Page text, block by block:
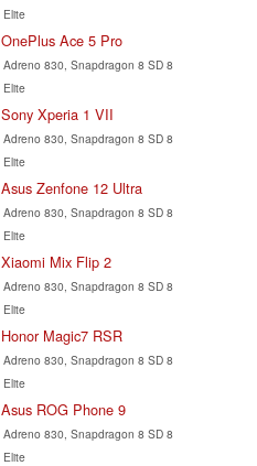
Elite
OnePlus Ace 5 Pro
Adreno 830, Snapdragon 8 SD 8
Elite
Sony Xperia 1 VII
Adreno 830, Snapdragon 8 SD 8
Elite
Asus Zenfone 12 Ultra
Adreno 830, Snapdragon 8 SD 8
Elite
Xiaomi Mix Flip 2
Adreno 830, Snapdragon 8 SD 8
Elite
Honor Magic7 RSR
Adreno 830, Snapdragon 8 SD 8
Elite
Asus ROG Phone 9
Adreno 830, Snapdragon 8 SD 8
Elite